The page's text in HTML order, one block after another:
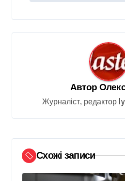
ц
с
і
в
Автор
Журналіст, редактор
Схожі записи